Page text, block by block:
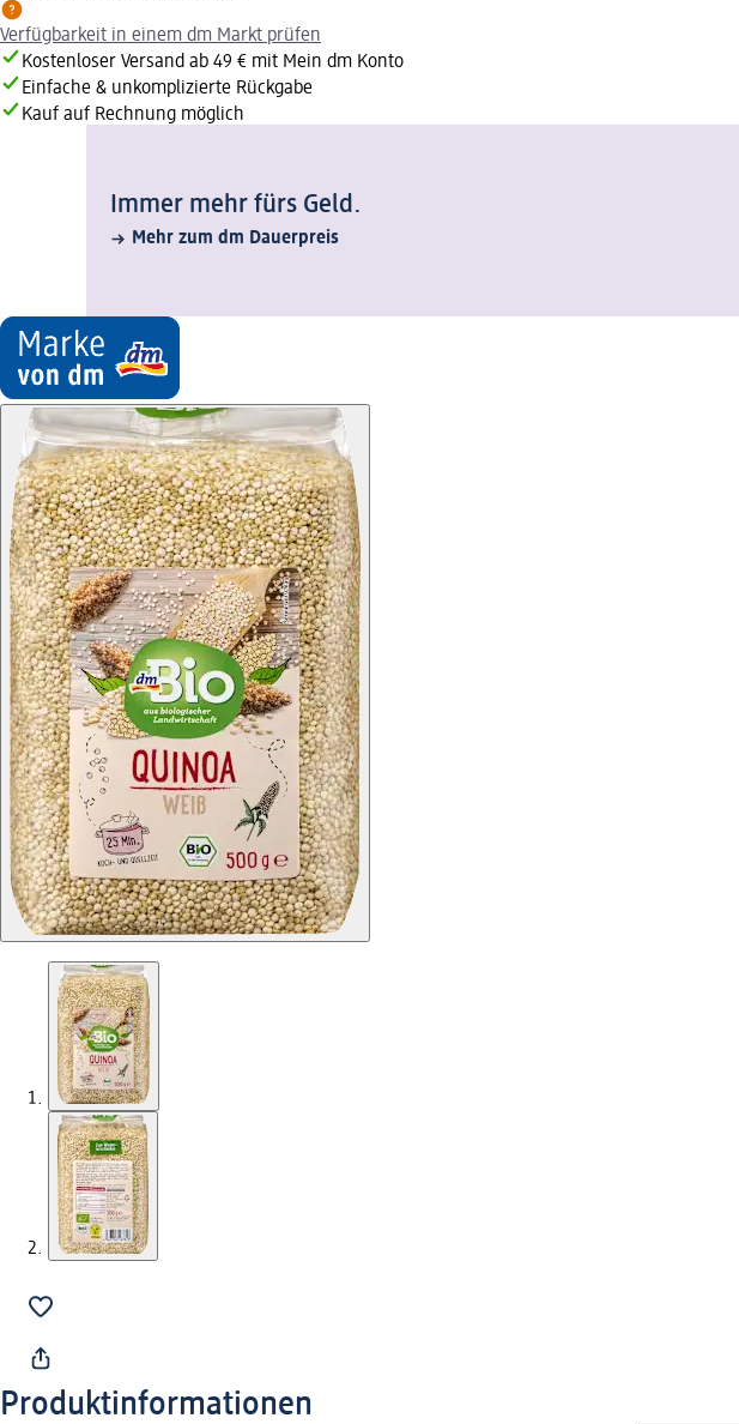
Verfügbarkeit in einem dm Markt prüfen
Kostenloser Versand ab 49 € mit Mein dm Konto
Einfache & unkomplizierte Rückgabe
Kauf auf Rechnung möglich
Immer mehr fürs Geld.
Mehr zum dm Dauerpreis
Produktinformationen